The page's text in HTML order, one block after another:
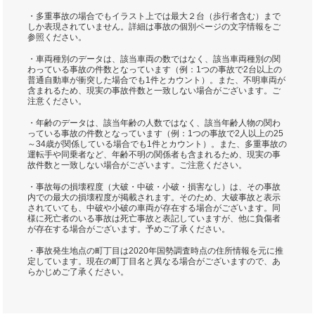
・多重事故の場合でもイラスト上では最大２台（歩行者含む）まで
しか表現されていません。詳細は事故の個別ページの文字情報をご
参照ください。
・車両種別のデータは、該当車両の数ではなく、該当車両種別の関
わっている事故の件数となっています（例：1つの事故で2台以上の
普通自動車が衝突した場合でも1件とカウント）。また、不明車両が
含まれるため、現実の事故件数と一致しない場合がございます。ご
注意ください。
・年齢のデータは、該当年齢の人数ではなく、該当年齢人物の関わ
っている事故の件数となっています（例：1つの事故で2人以上の25
～34歳が関係している場合でも1件とカウント）。また、多重事故の
運転手や同乗者など、年齢不明の関係者も含まれるため、現実の事
故件数と一致しない場合がございます。ご注意ください。
・事故毎の損壊程度（大破・中破・小破・損害なし）は、その事故
内での最大の損壊程度が掲載されます。そのため、大破事故と表示
されていても、中破や小破の車両が存在する場合がございます。同
様に死亡者のいる事故は死亡事故と表記していますが、他に負傷者
が存在する場合がございます。予めご了承ください。
・事故発生地点の町丁目は2020年国勢調査時点の住所情報を元に推
定しています。現在の町丁目名と異なる場合がございますので、あ
らかじめご了承ください。